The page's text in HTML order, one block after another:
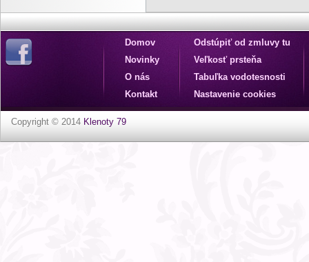
Domov
Novinky
O nás
Kontakt
Odstúpiť od zmluvy tu
Veľkosť prsteňa
Tabuľka vodotesnosti
Nastavenie cookies
Copyright © 2014 Klenoty 79